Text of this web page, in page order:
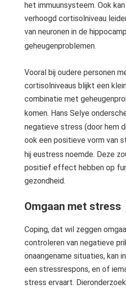
het immuunsysteem. Ook
verhoogd cortisolniveau
van neuronen in de
geheugenproblemen.
Vooral bij oudere personen
cortisolniveaus blijkt een
combinatie met
komen. Hans Selye
negatieve stress (door hem
ook een positieve vorm van
hij eustress noemde. Deze
positief effect hebben op
gezondheid.
Omgaan met stress
Coping, dat wil zeggen
controleren van negatieve
onaangename situaties, kan
een stressrespons, en of
stress ervaart.